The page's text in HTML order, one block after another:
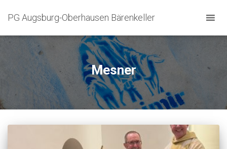
PG Augsburg-Oberhausen Bärenkeller
Mesner